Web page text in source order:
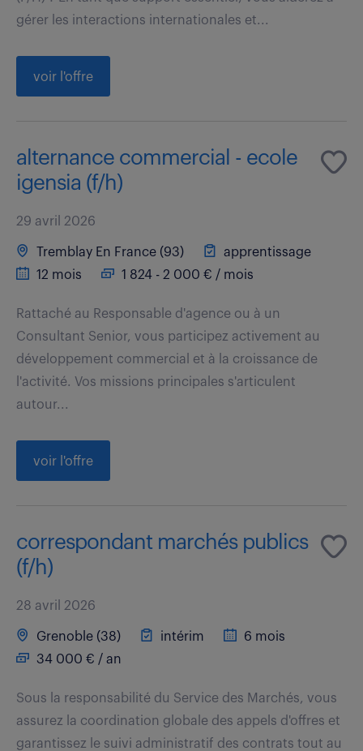
gérer les interactions internationales et...
voir l'offre
alternance commercial - ecole
igensia (f/h)
29 avril 2026
Tremblay En France (93)
apprentissage
12 mois
1 824 - 2 000 € / mois
Rattaché au Responsable d'agence ou à un
Consultant Senior, vous participez activement au
développement commercial et à la croissance de
l'activité. Vos missions principales s'articulent
autour...
voir l'offre
correspondant marchés publics
(f/h)
28 avril 2026
Grenoble (38) intérim
6 mois
34 000 € / an
Sous la responsabilité du Service des Marchés, vous
assurez la coordination globale des appels d'offres et
garantissez le suivi administratif des contrats tout au